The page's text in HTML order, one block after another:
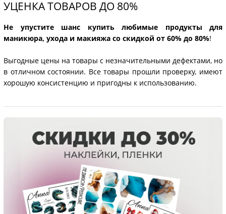
Не упустите шанс купить любимые продукты для
маникюра, ухода и макияжа со скидкой от 60% до 80%
Выгодные цены на товары с незначительными дефектами, но
в отличном состоянии. Все товары прошли проверку, имеют
хорошую консистенцию и пригодны к использованию.